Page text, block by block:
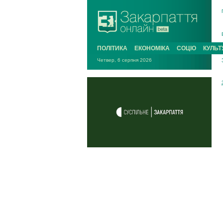
ПОЛІТИКА ЕКОНОМІКА СОЦІО
Четвер, 6 серпня 2026